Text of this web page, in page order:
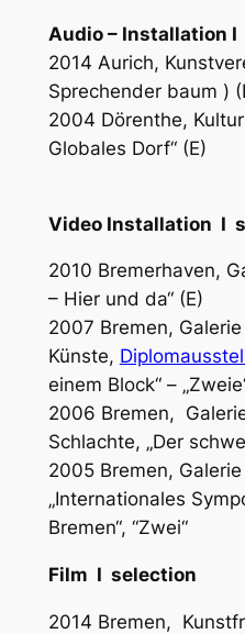
Audio – Installation I
2014 Aurich,
Sprechender baum )
2004 Dörenthe,
Globales Dorf“ (E)
Video Installation I
2010 Bremerhaven,
– Hier und da“ (E)
2007 Bremen,
Künste,
einem Block“ –
2006 Bremen,
Schlachte, „Der
2005 Bremen,
„Internationales
Bremen“, “Zwei“
Film I selection
2014 Bremen,